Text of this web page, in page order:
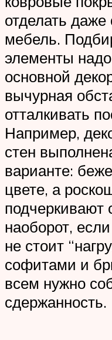
отделать даже
мебель.
элементы
основной
вычурная
отталкивать
Например,
стен
варианте:
цвете, а
подчеркивают
наоборот,
не стоит
софитами и
всем нужно
сдержанность.